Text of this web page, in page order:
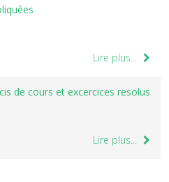
Lire plus...
de cours et excercices resolus
Lire plus...